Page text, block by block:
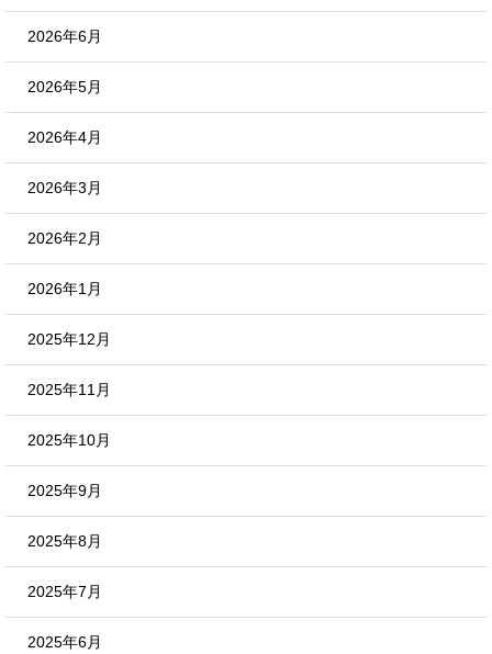
2026年6月
2026年5月
2026年4月
2026年3月
2026年2月
2026年1月
2025年12月
2025年11月
2025年10月
2025年9月
2025年8月
2025年7月
2025年6月